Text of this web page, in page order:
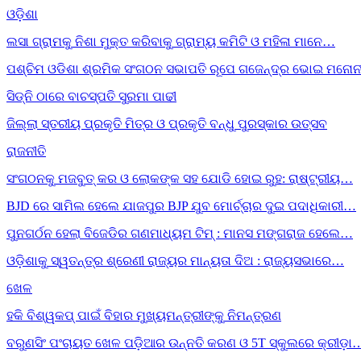
ଓଡ଼ିଶା
ଲସା ଗ୍ରାମକୁ ନିଶା ମୁକ୍ତ କରିବାକୁ ଗ୍ରାମ୍ୟ କମିଟି ଓ ମହିଳା ମାନେ…
ପଶ୍ଚିମ ଓଡିଶା ଶ୍ରମିକ ସଂଗଠନ ସଭାପତି ରୂପେ ଗଜେନ୍ଦ୍ର ଭୋଇ
ସିଡ୍‌ନି ଠାରେ ବାଚସ୍ପତି ସୁରମା ପାଢୀ
ଜିଲ୍ଲା ସ୍ତରୀୟ ପ୍ରକୃତି ମିତ୍ର ଓ ପ୍ରକୃତି ବନ୍ଧୁ ପୁରସ୍କାର ଉତ୍ସବ
ରାଜନୀତି
ସଂଗଠନକୁ ମଜବୁତ୍ କର ଓ ଲୋକଙ୍କ ସହ ଯୋଡି ହୋଇ ରୁହ: ରାଷ୍ଟ୍ରୀୟ…
BJD ରେ ସାମିଲ ହେଲେ ଯାଜପୁର BJP ଯୁବ ମୋର୍ଚ୍ଚାର ଦୁଇ ପଦାଧିକାରୀ…
ପୁନଗର୍ଠନ ହେଲା ବିଜେଡିର ଗଣମାଧ୍ୟମ ଟିମ୍ : ମାନସ ମଙ୍ଗରାଜ ହେଲେ…
ଓଡ଼ିଶାକୁ ସ୍ୱତନ୍ତ୍ର ଶ୍ରେଣୀ ରାଜ୍ୟର ମାନ୍ୟତା ଦିଅ : ରାଜ୍ୟସଭାରେ…
ଖେଳ
ହକି ବିଶ୍ୱକପ୍ ପାଇଁ ବିହାର ମୁଖ୍ୟମନ୍ତ୍ରୀଙ୍କୁ ନିମନ୍ତ୍ରଣ
ବରୁଣସିଂ ପଂଚାୟତ ଖେଳ ପଡ଼ିଆର ଉନ୍ନତି କରଣ ଓ 5T ସ୍କୁଲରେ